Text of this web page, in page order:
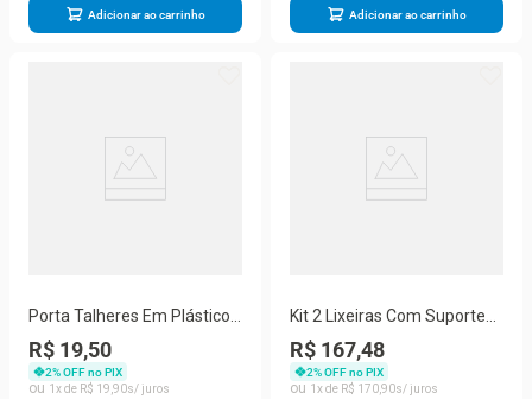
Adicionar ao carrinho Adicionar ao carrinho
Porta Talheres Em Plástico -
Stolf Preto
R$ 19,50
2% OFF no PIX
1
R$ 19 90
Kit 2 Lixeiras Com Suporte
De Papel Higiênico - Stolf
Branco + Branco
R$ 167,48
2% OFF no PIX
1
R$ 17090